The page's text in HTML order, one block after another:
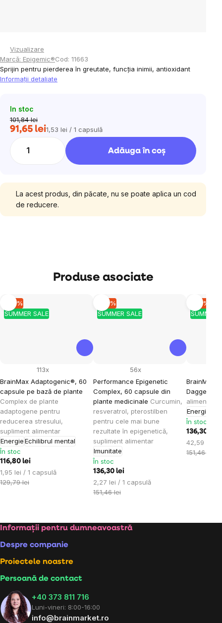
Vizualizare
Marcă: Epigemic®Cod: 11663
Sprijin pentru pierderea în greutate, funcția inimii, antioxidant
Informaţii detaliate
In stoc
101,84 lei
91,65 leiEvaluare
1,53 lei / 1 capsulă
Adăuga în coş
La acest produs, din păcate, nu se poate aplica un cod
de reducere.
Produse asociate
SUMMER SALE
–10 %
BrainMax Adaptogenic®, 60
capsule pe bază de plante
Complex de plante
adaptogene pentru
reducerea stresului,
supliment alimentar
EnergieEchilibrul mental
113x
În stoc
116,80 lei
Evaluare
preţ:
1,95 lei / 1 capsulă
129,79 lei
SUMMER SALE
–10 %
Performance Epigenetic
Complex, 60 capsule din
plante medicinale Curcumin,
resveratrol, pterostilben
pentru cele mai bune
rezultate în epigenetică,
supliment alimentar
Imunitate
56x
În stoc
136,30 lei
Evaluare
preţ:
2,27 lei / 1 capsulă
151,46 lei
SUMMER
–10 %
BrainMax
Dagger,
alimentar
Energie
În stoc
136,30 lei
Evaluare
preţ:
42,59 lei /
151,46 lei
Subsol
Informații pentru dumneavoastră
Despre companie
Proiectele noastre
Persoană de contact
+40 373 811 716
Luni-vineri: 8:00-16:00
info@brainmarket.ro